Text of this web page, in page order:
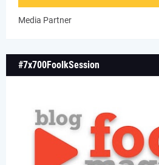
Media Partner
#7x700FoolkSession